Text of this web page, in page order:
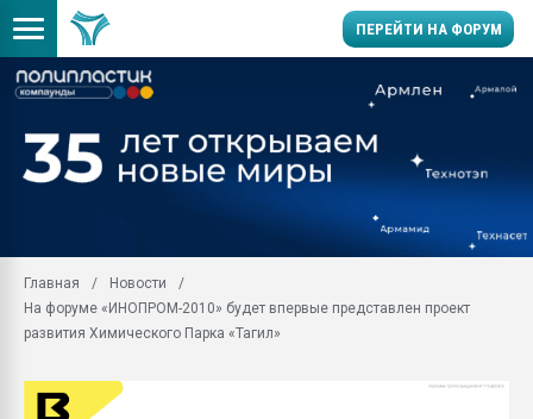
ПЕРЕЙТИ НА ФОРУМ
производство SPC
заводу пластмасс"
Главная
Новости
На форуме «ИНОПРОМ-2010» будет впервые представлен проект
развития Химического Парка «Тагил»